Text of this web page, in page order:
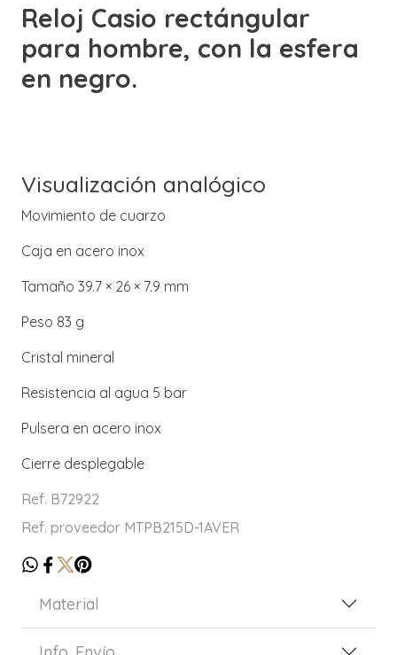
Reloj Casio rectángular
para hombre, con la esfera
en negro.
Visualización analógico
Movimiento de cuarzo
Caja en acero inox
Tamaño 39.7 × 26 × 7.9 mm
Peso 83 g
Cristal mineral
Resistencia al agua 5 bar
Pulsera en acero inox
Cierre desplegable
Ref. B72922
Ref. proveedor MTPB215D-1AVER
Material